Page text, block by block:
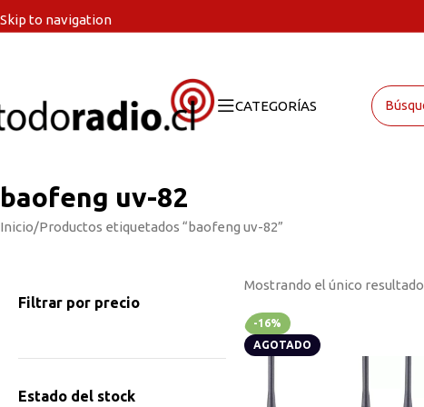
Skip to navigation
CATEGORÍAS
baofeng uv-82
Inicio Productos etiquetados “baofeng uv-82”
Filtrar por precio
Estado del stock
Mostrando el único resultado
-16%
AGOTADO